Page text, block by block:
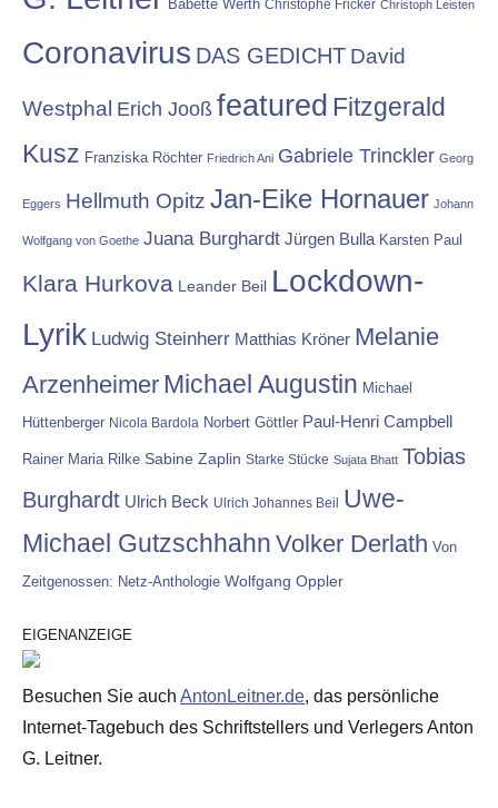
Babette Werth Christophe Fricker Christoph Leisten
Coronavirus DAS GEDICHT David
Westphal Erich Jooß featured Fitzgerald
Kusz Franziska Röchter Friedrich Ani Gabriele Trinckler Georg
Eggers Hellmuth Opitz Jan-Eike Hornauer Johann
Wolfgang von Goethe Juana Burghardt Jürgen Bulla Karsten Paul
Klara Hurkova Leander Beil Lockdown-
Lyrik Ludwig Steinherr Matthias Kröner Melanie
Arzenheimer Michael Augustin Michael
Hüttenberger Nicola Bardola Norbert Göttler Paul-Henri Campbell
Rainer Maria Rilke Sabine Zaplin Starke Stücke Sujata Bhatt Tobias
Burghardt Ulrich Beck Ulrich Johannes Beil Uwe-
Michael Gutzschhahn Volker Derlath Von
Zeitgenossen: Netz-Anthologie Wolfgang Oppler
EIGENANZEIGE
Besuchen Sie auch AntonLeitner.de, das persönliche
Internet-Tagebuch des Schriftstellers und Verlegers Anton
G. Leitner.